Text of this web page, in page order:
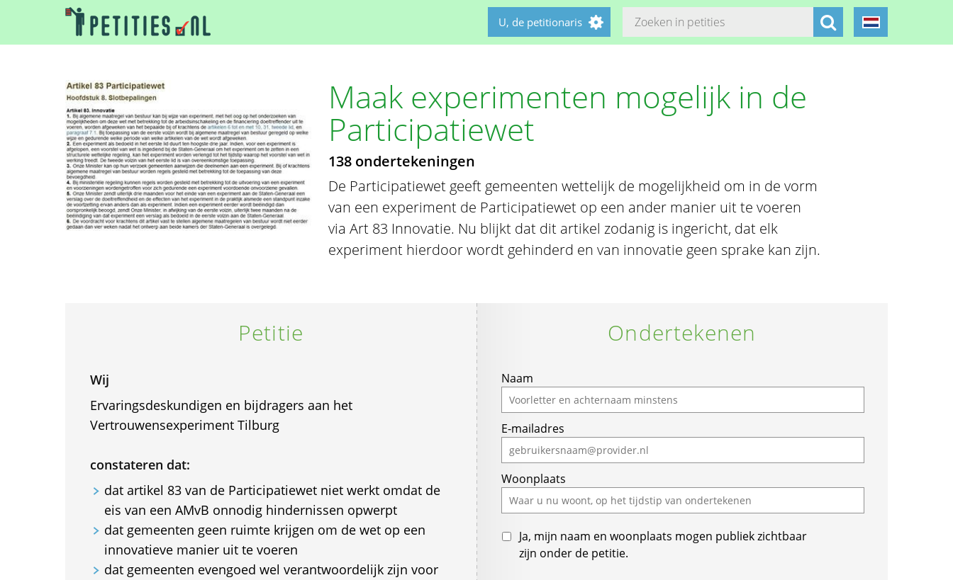
U, de petitionaris
Maak experimenten mogelijk in de
Participatiewet
138 ondertekeningen
De Participatiewet geeft gemeenten wettelijk de mogelijkheid om in de vorm
van een experiment de Participatiewet op een ander manier uit te voeren
via Art 83 Innovatie. Nu blijkt dat dit artikel zodanig is ingericht, dat elk
experiment hierdoor wordt gehinderd en van innovatie geen sprake kan zijn.
Petitie
Wij
Ervaringsdeskundigen en bijdragers aan het
Vertrouwensexperiment Tilburg
constateren dat:
dat artikel 83 van de Participatiewet niet werkt omdat de
eis van een AMvB onnodig hindernissen opwerpt
dat gemeenten geen ruimte krijgen om de wet op een
innovatieve manier uit te voeren
dat gemeenten evengoed wel verantwoordelijk zijn voor
Ondertekenen
Naam
E-mailadres
Woonplaats
Ja, mijn naam en woonplaats mogen publiek zichtbaar
zijn onder de petitie.